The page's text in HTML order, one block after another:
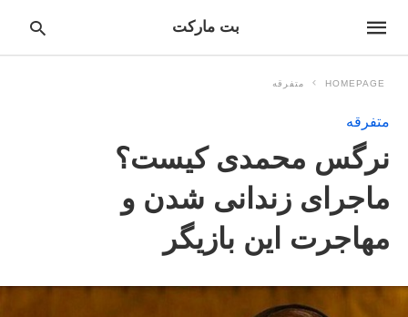
بت مارکت
HOMEPAGE متفرقه
متفرقه
نرگس محمدی کیست؟
ماجرای زندانی شدن و
مهاجرت این بازیگر